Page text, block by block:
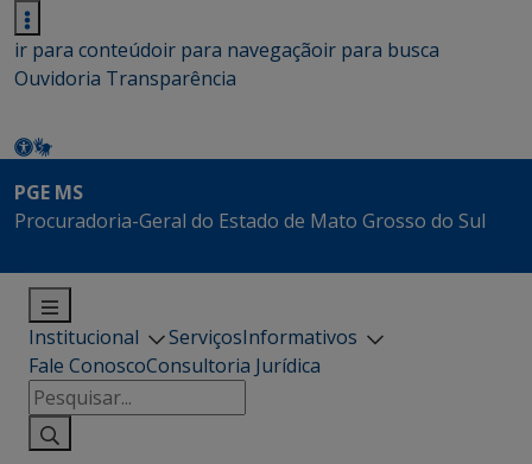
ir para conteúdoir para navegaçãoir para busca
Ouvidoria Transparência
PGE MS
Procuradoria-Geral do Estado de Mato Grosso do Sul
Institucional ServiçosInformativos
Fale ConoscoConsultoria Jurídica
Pesquisar
por: